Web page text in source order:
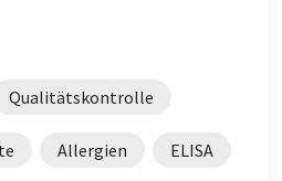
Qualitätskontrolle
Allergien ELISA